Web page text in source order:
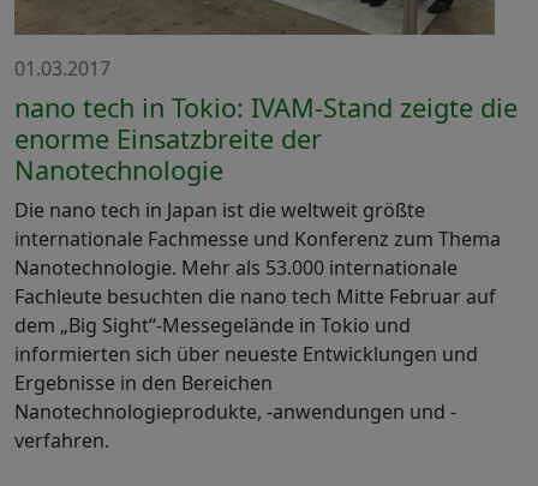
01.03.2017
nano tech in Tokio: IVAM-Stand zeigte die
enorme Einsatzbreite der
Nanotechnologie
Die nano tech in Japan ist die weltweit größte
internationale Fachmesse und Konferenz zum Thema
Nanotechnologie. Mehr als 53.000 internationale
Fachleute besuchten die nano tech Mitte Februar auf
dem „Big Sight“-Messegelände in Tokio und
informierten sich über neueste Entwicklungen und
Ergebnisse in den Bereichen
Nanotechnologieprodukte, -anwendungen und -
verfahren.